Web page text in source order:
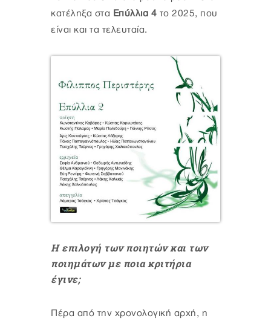
κατέληξα στα Επύλλια 4 το 2025, που
είναι και τα τελευταία.
Η επιλογή των ποιητών και των
ποιημάτων με ποια κριτήρια
έγινε;
Πέρα από την χρονολογική αρχή, η